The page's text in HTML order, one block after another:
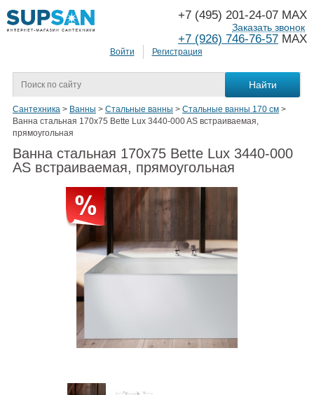
Войти Регистрация
+7 (495) 201-24-07 MAX
+7 (926) 746-76-57 MAX
Заказать звонок
Сантехника > Ванны > Стальные ванны > Стальные ванны 170 см >
Ванна стальная 170x75 Bette Lux 3440-000 AS встраиваемая,
прямоугольная
Ванна стальная 170x75 Bette Lux 3440-000
AS встраиваемая, прямоугольная